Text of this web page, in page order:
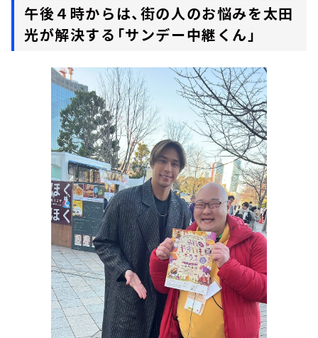
午後４時からは、街の人のお悩みを太田
光が解決する「サンデー中継くん」